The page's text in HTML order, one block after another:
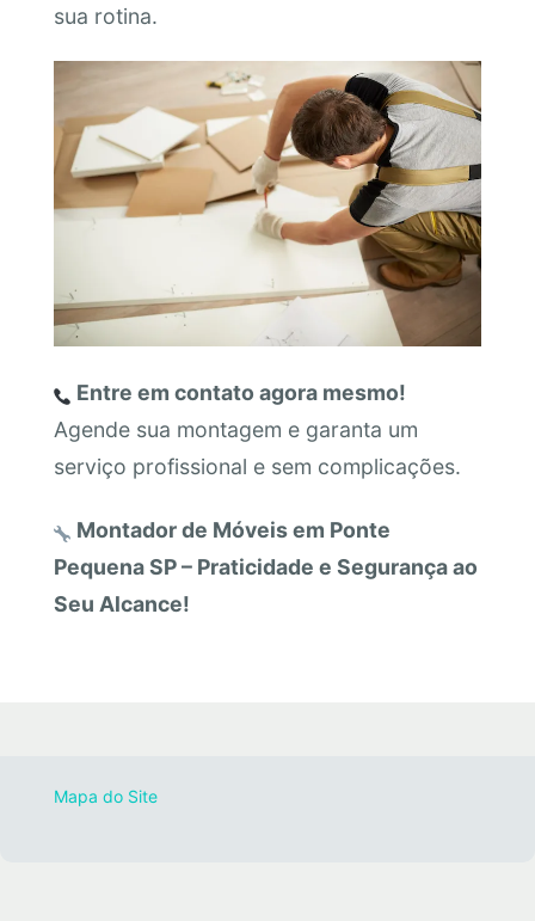
sua rotina.
Entre em contato agora mesmo!
Agende sua montagem e garanta um
serviço profissional e sem complicações.
Montador de Móveis em Ponte
Pequena SP – Praticidade e Segurança ao
Seu Alcance!
Mapa do Site